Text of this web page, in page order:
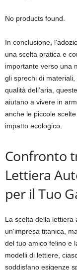
No products found.
In conclusione,
una scelta pratica e
importante verso una
gli sprechi di
qualità dell’aria,
aiutano a vivere in
anche le piccole
impatto ecologico.
Confronto
Lettiera
per il Tuo
La scelta della
un’impresa titanica,
del tuo amico felino e
modelli di lettiere,
soddisfano esigenze